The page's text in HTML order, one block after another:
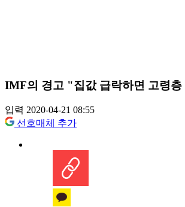
IMF의 경고 "집값 급락하면 고령
입력 2020-04-21 08:55
선호매체 추가